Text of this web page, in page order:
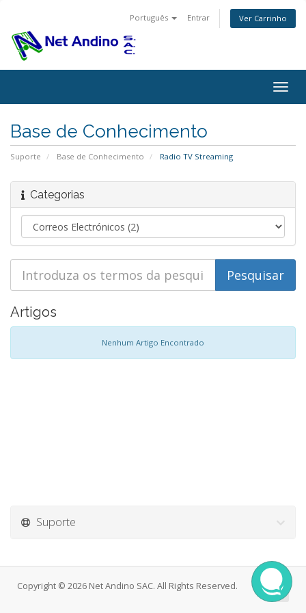
Português Entrar Ver Carrinho
Base de Conhecimento
Suporte Base de Conhecimento Radio TV Streaming
Categorias
Artigos
Nenhum Artigo Encontrado
Suporte
Copyright © 2026 Net Andino SAC. All Rights Reserved.